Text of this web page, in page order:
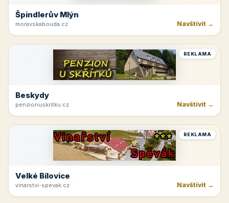
Špindlerův Mlýn
moravskabouda.cz Navštívit →
REKLAMA
Beskydy
penzionuskritku.cz Navštívit →
REKLAMA
Velké Bílovice
vinarstvi-spevak.cz Navštívit →